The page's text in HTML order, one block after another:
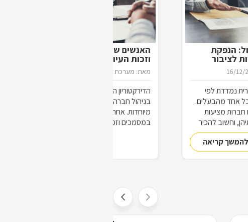
הנפקת
לציבור
16/12/
נמדדת לפי
אחד מהבעלים.
מציעות
וחשוב להכיר
הנוגעים
להמשך קריאה
האנשים שיודעים יותר: דירקטורים
וזכות העיון במסמכים
מאת: מערכת דפי זהב
הדירקטוריון הוא הגוף המשמעותי ביותר
בניהול חברה, ועל כן אנשיו נהנים מזכויות
מיוחדות. אחת מהן היא זכות העיון
במסמכים וזכות בדיקת הנכסים,